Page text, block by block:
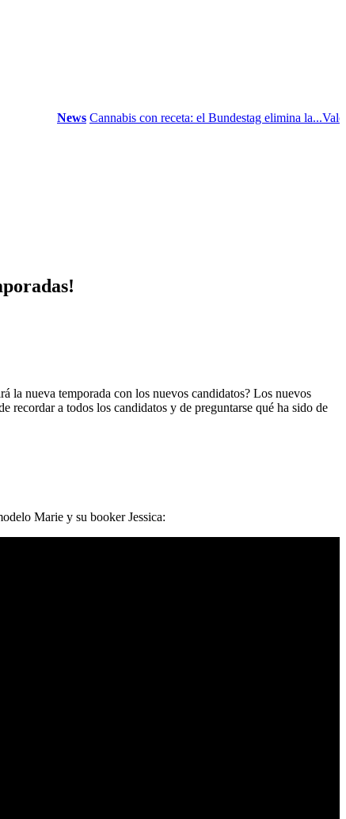
News Cannabis con receta: el Bundestag elimina la...Valor
la nueva temporada con los nuevos candidatos? Los nuevos
recordar a todos los candidatos y de preguntarse qué ha sido de
Marie y su booker Jessica: